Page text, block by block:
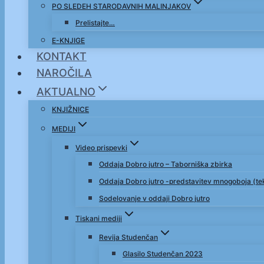
PO SLEDEH STARODAVNIH MALINJAKOV
Prelistajte…
E-KNJIGE
KONTAKT
NAROČILA
AKTUALNO
KNJIŽNICE
MEDIJI
Video prispevki
Oddaja Dobro jutro – Taborniška zbirka
Oddaja Dobro jutro -predstavitev mnogoboja
Sodelovanje v oddaji Dobro jutro
Tiskani mediji
Revija Studenčan
Glasilo Studenčan 2023